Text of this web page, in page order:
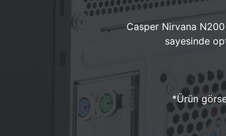
Casper Nirvana
sayesinde
*Ürün